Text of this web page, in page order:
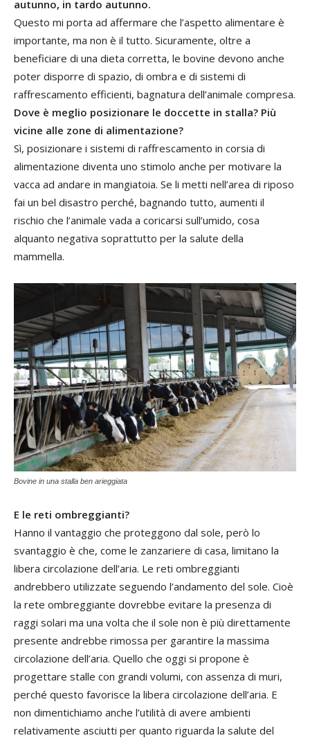
autunno, in tardo autunno.
Questo mi porta ad affermare che l’aspetto alimentare è
importante, ma non è il tutto. Sicuramente, oltre a
beneficiare di una dieta corretta, le bovine devono anche
poter disporre di spazio, di ombra e di sistemi di
raffrescamento efficienti, bagnatura dell’animale compresa.
Dove è meglio posizionare le doccette in stalla? Più
vicine alle zone di alimentazione?
Sì, posizionare i sistemi di raffrescamento in corsia di
alimentazione diventa uno stimolo anche per motivare la
vacca ad andare in mangiatoia. Se li metti nell’area di riposo
fai un bel disastro perché, bagnando tutto, aumenti il
rischio che l’animale vada a coricarsi sull’umido, cosa
alquanto negativa soprattutto per la salute della
mammella.
Bovine in una stalla ben arieggiata
E le reti ombreggianti?
Hanno il vantaggio che proteggono dal sole, però lo
svantaggio è che, come le zanzariere di casa, limitano la
libera circolazione dell’aria. Le reti ombreggianti
andrebbero utilizzate seguendo l’andamento del sole. Cioè
la rete ombreggiante dovrebbe evitare la presenza di
raggi solari ma una volta che il sole non è più direttamente
presente andrebbe rimossa per garantire la massima
circolazione dell’aria. Quello che oggi si propone è
progettare stalle con grandi volumi, con assenza di muri,
perché questo favorisce la libera circolazione dell’aria. E
non dimentichiamo anche l’utilità di avere ambienti
relativamente asciutti per quanto riguarda la salute del